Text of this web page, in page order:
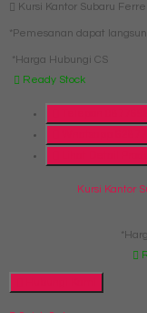
Kursi Kantor Subaru
*Pemesanan dapat
*Harga Hubungi CS
Ready Stock
Kursi Kantor